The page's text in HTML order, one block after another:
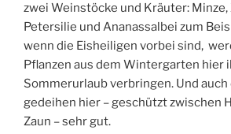
zwei Weinstöcke und Kräuter:
Petersilie und Ananassalbei zum
wenn die Eisheiligen vorbei sind,
Pflanzen aus dem Wintergarten hier
Sommerurlaub verbringen. Und auch
gedeihen hier – geschützt zwischen
Zaun – sehr gut.